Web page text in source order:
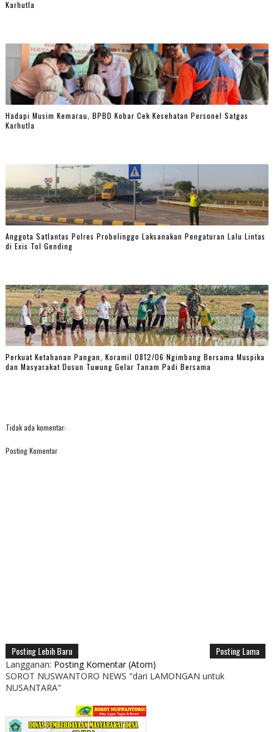
Karhutla
Hadapi Musim Kemarau, BPBD Kobar Cek Kesehatan Personel Satgas
Karhutla
Anggota Satlantas Polres Probolinggo Laksanakan Pengaturan Lalu Lintas
di Exis Tol Gending
Perkuat Ketahanan Pangan, Koramil 0812/06 Ngimbang Bersama Muspika
dan Masyarakat Dusun Tuwung Gelar Tanam Padi Bersama
Tidak ada komentar:
Posting Komentar
Posting Lebih Baru Posting Lama
Langganan: Posting Komentar (Atom)
SOROT NUSWANTORO NEWS "dari LAMONGAN untuk
NUSANTARA"